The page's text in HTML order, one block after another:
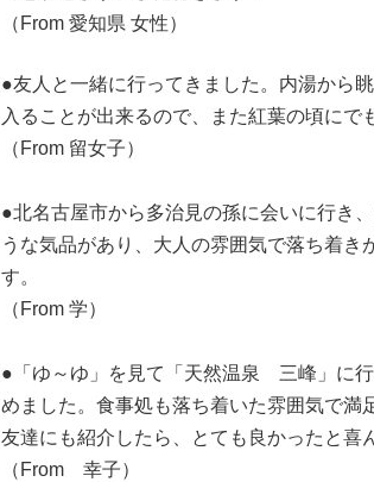
（From 愛知県 女性）
●友人と一緒に行ってきました。内湯から
入ることが出来るので、また紅葉の頃にで
（From 留女子）
●北名古屋市から多治見の孫に会いに行き
うな気品があり、大人の雰囲気で落ち着
す。
（From 学）
●「ゆ～ゆ」を見て「天然温泉 三峰」に
めました。食事処も落ち着いた雰囲気で満
友達にも紹介したら、とても良かったと喜
（From 幸子）